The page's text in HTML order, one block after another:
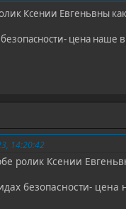
Ксении Евгеньвны
цена наше
14:20:42
ролик Ксении
безопасности- цена